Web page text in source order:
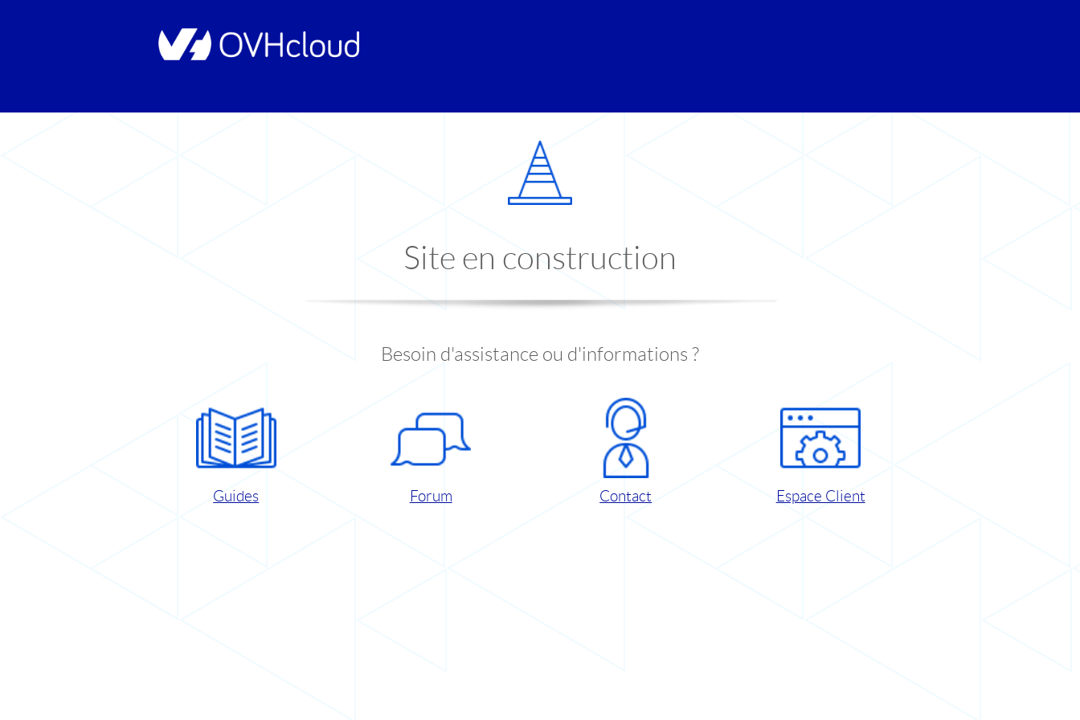
Site en construction
Besoin d'assistance ou d'informations ?
Guides Forum Contact Espace Client